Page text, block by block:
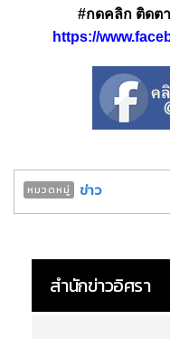
#กดคลิก ติดต
https://
หมวดหมู่ ข่าว
สำนักข่าวอิศรา